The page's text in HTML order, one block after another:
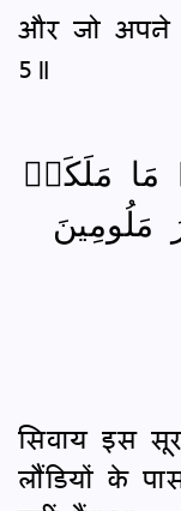
और जो अपने
5॥
مَا مَلَكَتۡ
सिवाय इस
लौंडियों के